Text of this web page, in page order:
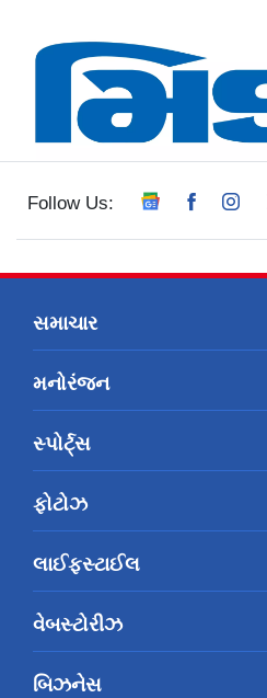
Follow Us:
સમાચાર
મનોરંજન
સ્પોર્ટ્સ
ફોટોઝ
લાઈફસ્ટાઈલ
વેબસ્ટોરીઝ
બિઝનેસ